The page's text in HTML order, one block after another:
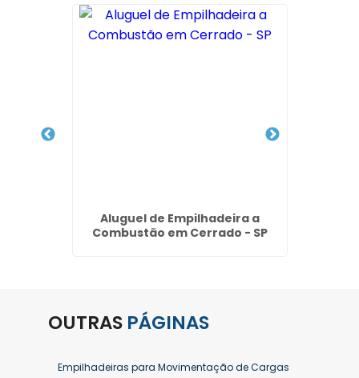
Aluguel de Empilhadeira a
Combustão em Cerrado - SP
OUTRAS PÁGINAS
Empilhadeiras para Movimentação de Cargas